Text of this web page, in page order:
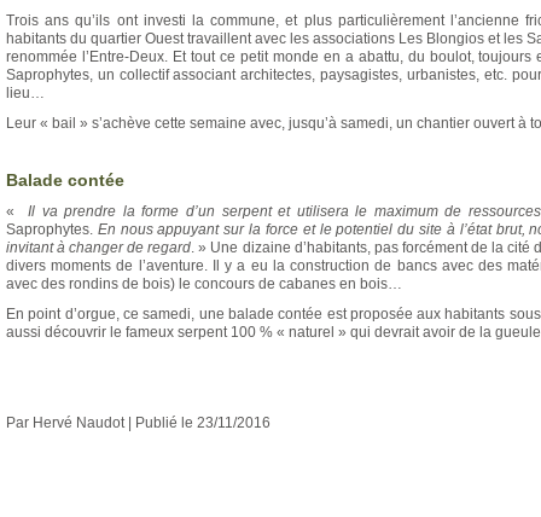
Trois ans qu’ils ont investi la commune, et plus particulièrement l’ancienne
habitants du quartier Ouest travaillent avec les associations Les Blongios et les
renommée l’Entre-Deux. Et tout ce petit monde en a abattu, du boulot,
Saprophytes, un collectif associant architectes, paysagistes, urbanistes, etc.
lieu…
Leur « bail » s’achève cette semaine avec, jusqu’à samedi, un chantier ouvert à
Balade contée
«Il va prendre la forme d’un serpent et utilisera le maximum de
Saprophytes. En nous appuyant sur la force et le potentiel du site à l’état brut,
invitant à changer de regard. » Une dizaine d’habitants, pas forcément de la
divers moments de l’aventure. Il y a eu la construction de bancs avec des
avec des rondins de bois) le concours de cabanes en bois…
En point d’orgue, ce samedi, une balade contée est proposée aux habitants
aussi découvrir le fameux serpent 100 % « naturel » qui devrait avoir de la
Par Hervé Naudot | Publié le 23/11/2016